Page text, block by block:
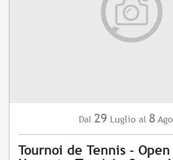
Dal 29 Luglio al 8
Tournoi de Tennis - Open